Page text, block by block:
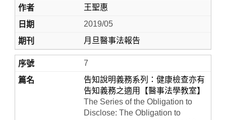
王聖惠
2019/05
月旦醫事法報告
7
告知說明義務系列：健康檢查亦有
告知義務之適用【醫事法學教室】
The Series of the Obligation to
Disclose: The Obligation to